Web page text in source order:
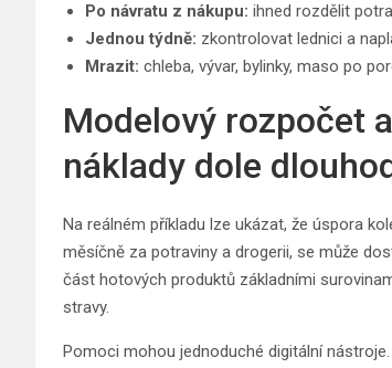
Po návratu z nákupu: ihned rozdělit
Jednou týdně: zkontrolovat lednici a
Mrazit: chleba, vývar, bylinky, maso po
Modelový rozpočet
náklady dole
Na reálném příkladu lze ukázat, že úspora
měsíčně za potraviny a drogerii, se může
část hotových produktů základními
stravy.
Pomoci mohou jednoduché digitální